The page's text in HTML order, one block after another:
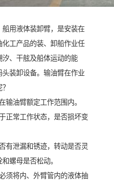
用液体装卸臂，是安装在
工产品的装、卸船作业任
、干舷及船体运动的能
装卸设备。输油臂在作业
输油臂额定工作范围内。
正常工作状态，是否损坏变
有泄漏和锈迹，转动是否灵
螺母是否松动。
须将内、外臂管内的液体抽